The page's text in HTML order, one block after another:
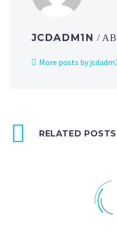
JCDADM1N /
More posts by
RELATED POSTS